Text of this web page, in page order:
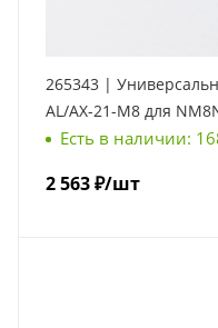
265343 | Универсальный
AL/AX-21-M8 для
Есть в наличии:
2 563₽/шт